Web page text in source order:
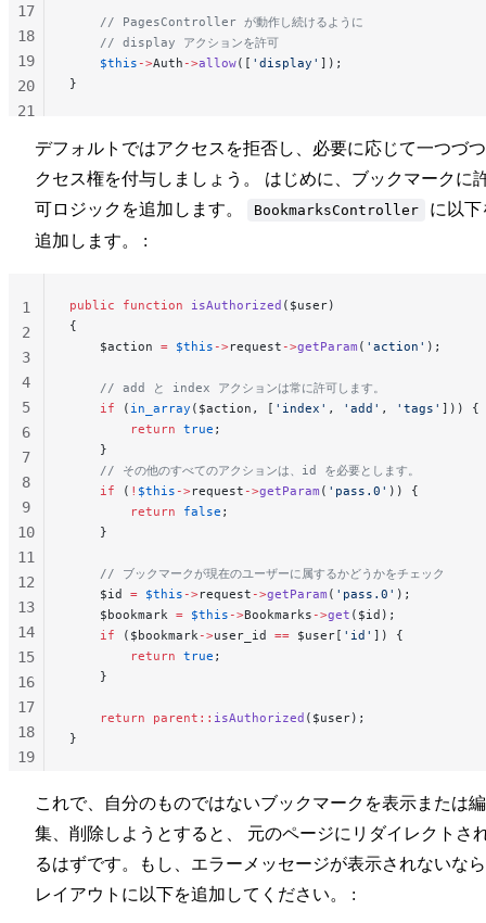
    // PagesController が動作し続けるように
    // display アクションを許可
    $this
->Auth ->allow([ 'display' ]);
}
17
18
19
20
21
デフォルトではアクセスを拒否し、必要に応じて一つづ
クセス権を付与しましょう。 はじめに、ブックマークに
可ロジックを追加します。
BookmarksController
に以下
追加します。 :
public function isAuthorized ($user)
{
    $action
= $this ->request ->getParam ( 'action' );
    // add と index アクションは常に許可します。
    if
( in_array ($action, [ 'index' , 'add' , 'tags' ])) {
        return
true ;
    }
    // その他のすべてのアクションは、id を必要とします。
    if
( ! $this ->request ->getParam ( 'pass.0' )) {
        return
false ;
    }
    // ブックマークが現在のユーザーに属するかどうかをチェック
    $id
= $this ->request ->getParam ( 'pass.0' );
    $bookmark
= $this ->Bookmarks ->get ($id);
    if
($bookmark ->user_id == $user[ 'id' ]) {
        return
true ;
    }
    return
parent:: isAuthorized ($user);
}
1
2
3
4
5
6
7
8
9
10
11
12
13
14
15
16
17
18
19
これで、自分のものではないブックマークを表示または編
集、削除しようとすると、 元のページにリダイレクトさ
るはずです。もし、エラーメッセージが表示されないな
レイアウトに以下を追加してください。 :